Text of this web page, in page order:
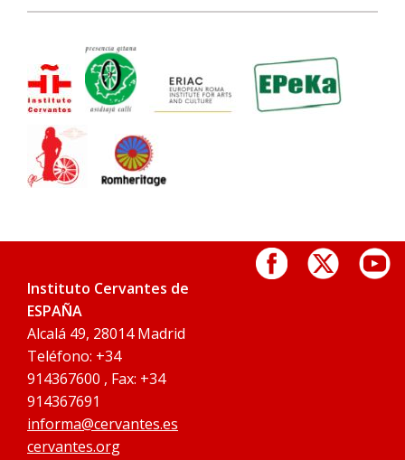
Instituto Cervantes de
ESPAÑA
Alcalá 49, 28014 Madrid
Teléfono: +34
914367600 , Fax: +34
914367691
informa@cervantes.es
cervantes.org